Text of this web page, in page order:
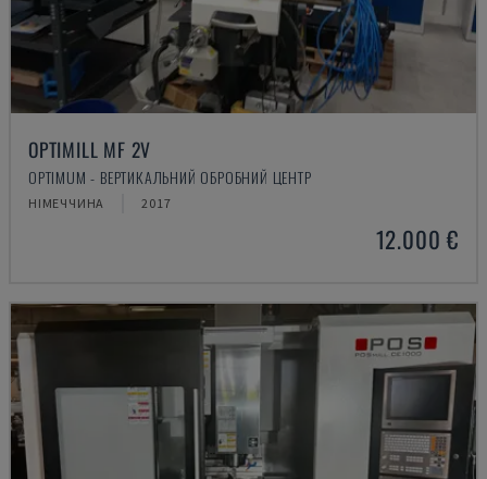
OPTIMILL MF 2V
OPTIMUM - ВЕРТИКАЛЬНИЙ ОБРОБНИЙ ЦЕНТР
НІМЕЧЧИНА 2017
12.000 €